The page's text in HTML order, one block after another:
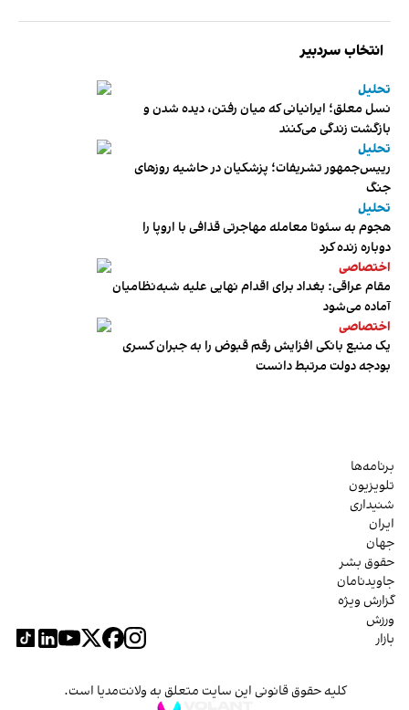
انتخاب سردبیر
تحلیل
نسل معلق؛ ایرانیانی که میان رفتن، دیده شدن و
بازگشت زندگی می‌کنند
تحلیل
رییس‌جمهور تشریفات؛ پزشکیان در حاشیه روزهای
جنگ
تحلیل
هجوم به سئوتا معامله مهاجرتی قذافی با اروپا را
دوباره زنده کرد
اختصاصی
مقام عراقی: بغداد برای اقدام نهایی علیه شبه‌نظامیان
آماده می‌شود
اختصاصی
یک منبع بانکی افزایش رقم قبوض را به جبران کسری
بودجه دولت مرتبط دانست
برنامه‌ها
تلویزیون
شنیداری
ایران
جهان
حقوق بشر
جاویدنامان
گزارش ویژه
ورزش
بازار
کلیه حقوق قانونی این سایت متعلق به ولانت‌مدیا است.